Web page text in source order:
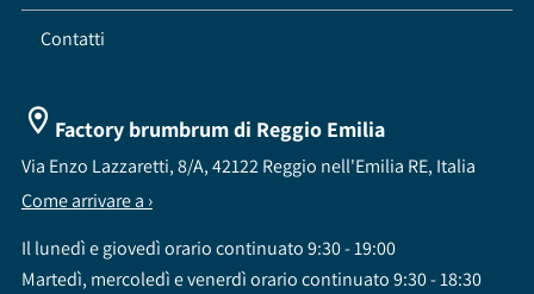
Contatti
Factory brumbrum di Reggio Emilia
Via Enzo Lazzaretti, 8/A, 42122 Reggio nell'Emilia RE, Italia
Come arrivare a ›
Il lunedì e giovedì orario continuato 9:30 - 19:00
Martedì, mercoledì e venerdì orario continuato 9:30 - 18:30